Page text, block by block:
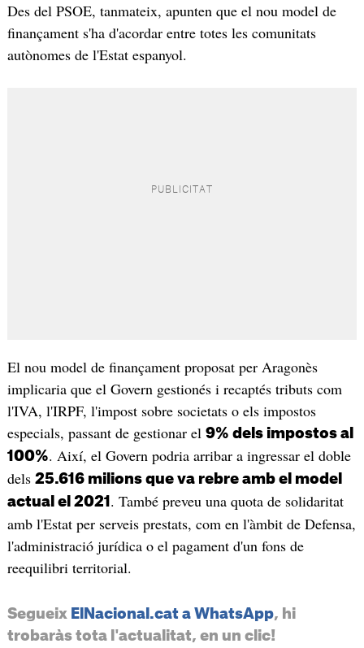
Des del PSOE, tanmateix, apunten que el nou model de
finançament s'ha d'acordar entre totes les comunitats
autònomes de l'Estat espanyol.
El nou model de finançament proposat per Aragonès
implicaria que el Govern gestionés i recaptés tributs com
l'IVA, l'IRPF, l'impost sobre societats o els impostos
especials, passant de gestionar el 9% dels impostos al
100%. Així, el Govern podria arribar a ingressar el doble
dels 25.616 milions que va rebre amb el model
actual el 2021 . També preveu una quota de solidaritat
amb l'Estat per serveis prestats, com en l'àmbit de Defensa,
l'administració jurídica o el pagament d'un fons de
reequilibri territorial.
Segueix ElNacional.cat a WhatsApp, hi
trobaràs tota l'actualitat, en un clic!